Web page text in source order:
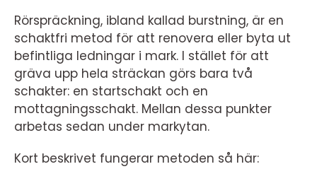
Rörspräckning, ibland kallad burstning, är en
schaktfri metod för att renovera eller byta ut
befintliga ledningar i mark. I stället för att
gräva upp hela sträckan görs bara två
schakter: en startschakt och en
mottagningsschakt. Mellan dessa punkter
arbetas sedan under markytan.
Kort beskrivet fungerar metoden så här: